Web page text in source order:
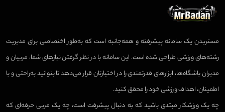
مستربدن یک سامانه پیشرفته و همه‌جانبه است که به‌طور اختصاصی برای مدیریت
رشته‌های ورزشی طراحی شده است. این سامانه با در نظر گرفتن نیازهای شما، مربیان و
مدیران باشگاه‌ها، ابزارهای قدرتمندی را در اختیارتان قرار می‌دهد تا بتوانید به‌راحتی و با
اطمینان، اهداف ورزشی خود را محقق کنید.
چه یک ورزشکار مبتدی باشید که به دنبال پیشرفت است، چه یک مربی حرفه‌ای که